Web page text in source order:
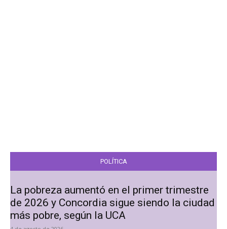
POLÍTICA
La pobreza aumentó en el primer trimestre
de 2026 y Concordia sigue siendo la ciudad
más pobre, según la UCA